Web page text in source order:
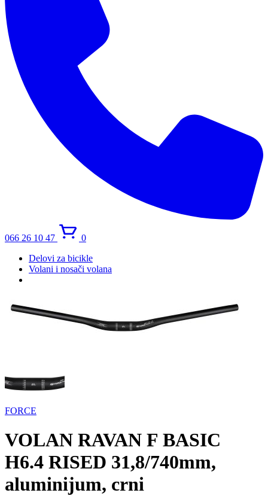
066 26 10 47
0
Delovi za bicikle
Volani i nosači volana
FORCE
VOLAN RAVAN F BASIC
H6.4 RISED 31,8/740mm,
aluminijum, crni